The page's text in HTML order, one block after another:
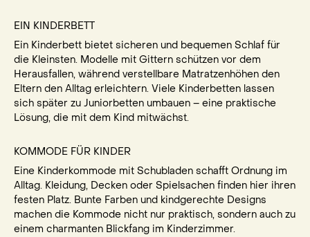
EIN KINDERBETT
Ein Kinderbett bietet sicheren und bequemen Schlaf für
die Kleinsten. Modelle mit Gittern schützen vor dem
Herausfallen, während verstellbare Matratzenhöhen den
Eltern den Alltag erleichtern. Viele Kinderbetten lassen
sich später zu Juniorbetten umbauen – eine praktische
Lösung, die mit dem Kind mitwächst.
KOMMODE FÜR KINDER
Eine Kinderkommode mit Schubladen schafft Ordnung im
Alltag. Kleidung, Decken oder Spielsachen finden hier ihren
festen Platz. Bunte Farben und kindgerechte Designs
machen die Kommode nicht nur praktisch, sondern auch zu
einem charmanten Blickfang im Kinderzimmer.